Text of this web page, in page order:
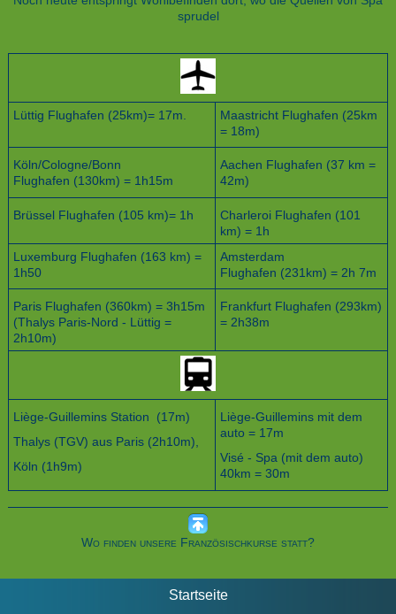
sprudel
Lüttig Flughafen (25km)= 17m.
Maastricht Flughafen (25km
= 18m)
Köln/Cologne/Bonn
Flughafen (130km) = 1h15m
Aachen Flughafen (37 km =
42m)
Brüssel Flughafen (105 km)= 1h
Charleroi Flughafen (101
km) = 1h
Luxemburg Flughafen (163 km) =
1h50
Amsterdam
Flughafen (231km) = 2h 7m
Paris Flughafen (360km) = 3h15m
(Thalys Paris-Nord - Lüttig =
2h10m)
Frankfurt Flughafen (293km)
= 2h38m
Liège-Guillemins Station (17m)
Thalys (TGV) aus Paris (2h10m),
Köln (1h9m)
Liège-Guillemins mit dem
auto = 17m
Visé - Spa (mit dem auto)
40km = 30m
Wo finden unsere Französischkurse statt?
Startseite